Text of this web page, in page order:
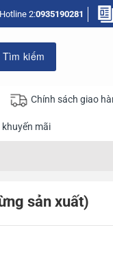
Hotline 2:0935190281
Chính sách giao
mãi
sản xuất)